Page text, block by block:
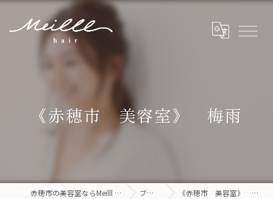
《赤穂市 美容室》 梅雨
赤穂市の美容室ならMeilll hair ブログ 《赤穂市 美容室》 梅雨